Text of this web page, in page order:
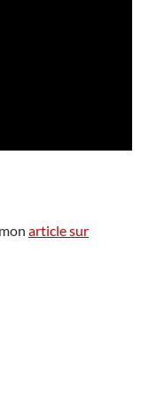
article sur
les autres